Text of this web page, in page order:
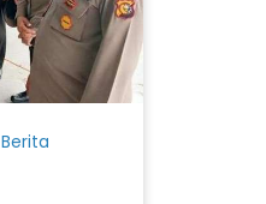
Berita